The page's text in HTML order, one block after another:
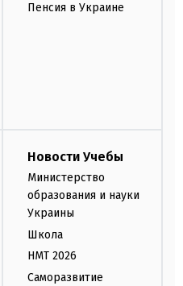
Пенсия в Украине
Новости Учебы
Министерство
образования и науки
Украины
Школа
НМТ 2026
Саморазвитие